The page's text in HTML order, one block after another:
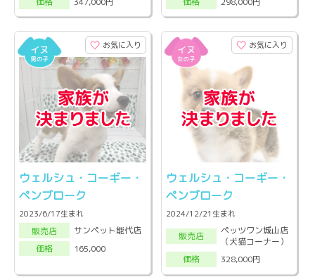
お気に入り
ウェルシュ・コーギー・
ペンブローク
2023/6/17生まれ
販売店
サンペット能代店
価格
165,000
お気に入り
ウェルシュ・コーギー・
ペンブローク
2024/12/21生まれ
販売店
ペッツワン城山店
（犬猫コーナー）
価格
328,000円